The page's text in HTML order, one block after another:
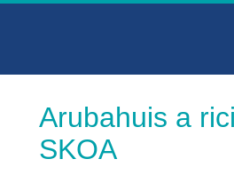
Arubahuis a
SKOA